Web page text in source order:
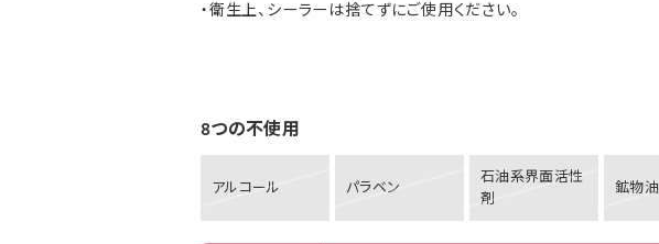
・衛生上、シーラーは捨てずにご使用ください。
8つの不使用
アルコール パラベン
石油系界面活性
剤
鉱物油